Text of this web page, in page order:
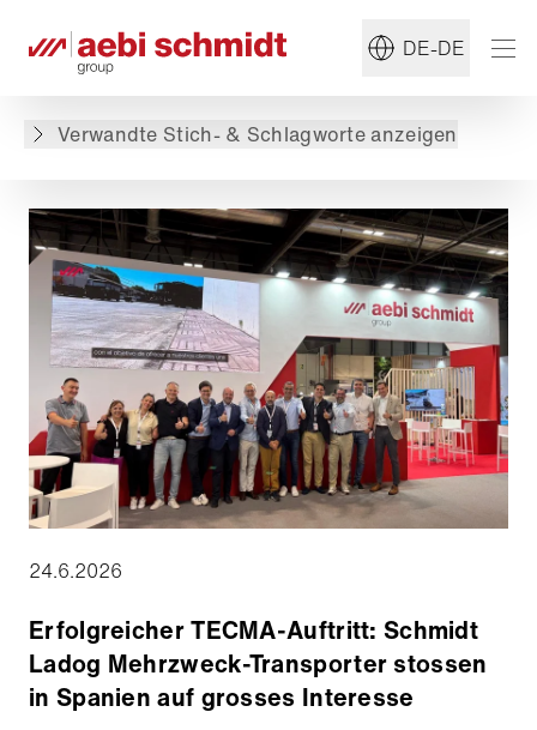
DE-DE
Verwandte Stich- & Schlagworte anzeigen
#Mehrzweck-Transporter
24.6.2026
Erfolgreicher TECMA-Auftritt: Schmidt
Ladog Mehrzweck-Transporter stossen
in Spanien auf grosses Interesse